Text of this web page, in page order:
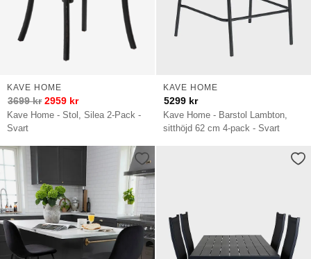
Kave Home - Stol, Silea 2-Pack -
Svart
KAVE HOME
3699kr 2959 kr
Kave Home - Barstol Lambton,
sitthöjd 62 cm 4-pack - Svart
KAVE HOME
5299 kr